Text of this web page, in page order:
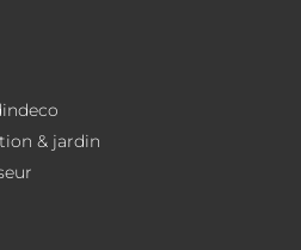
& jardin